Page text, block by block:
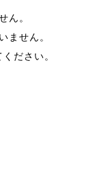
ん。
ません。
ださい。